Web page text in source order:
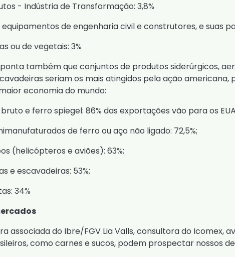
- Indústria de Transformação: 3,8%
de engenharia civil e construtores, e suas
ou de vegetais: 3%
também que conjuntos de produtos siderúrgicos,
seriam os mais atingidos pela ação americana,
economia do mundo:
e ferro spiegel: 86% das exportações vão para os
de ferro ou aço não ligado: 72,5%;
(helicópteros e aviões): 63%;
e escavadeiras: 53%;
34%
associada do Ibre/FGV Lia Valls, consultora do Icomex,
como carnes e sucos, podem prospectar nossos